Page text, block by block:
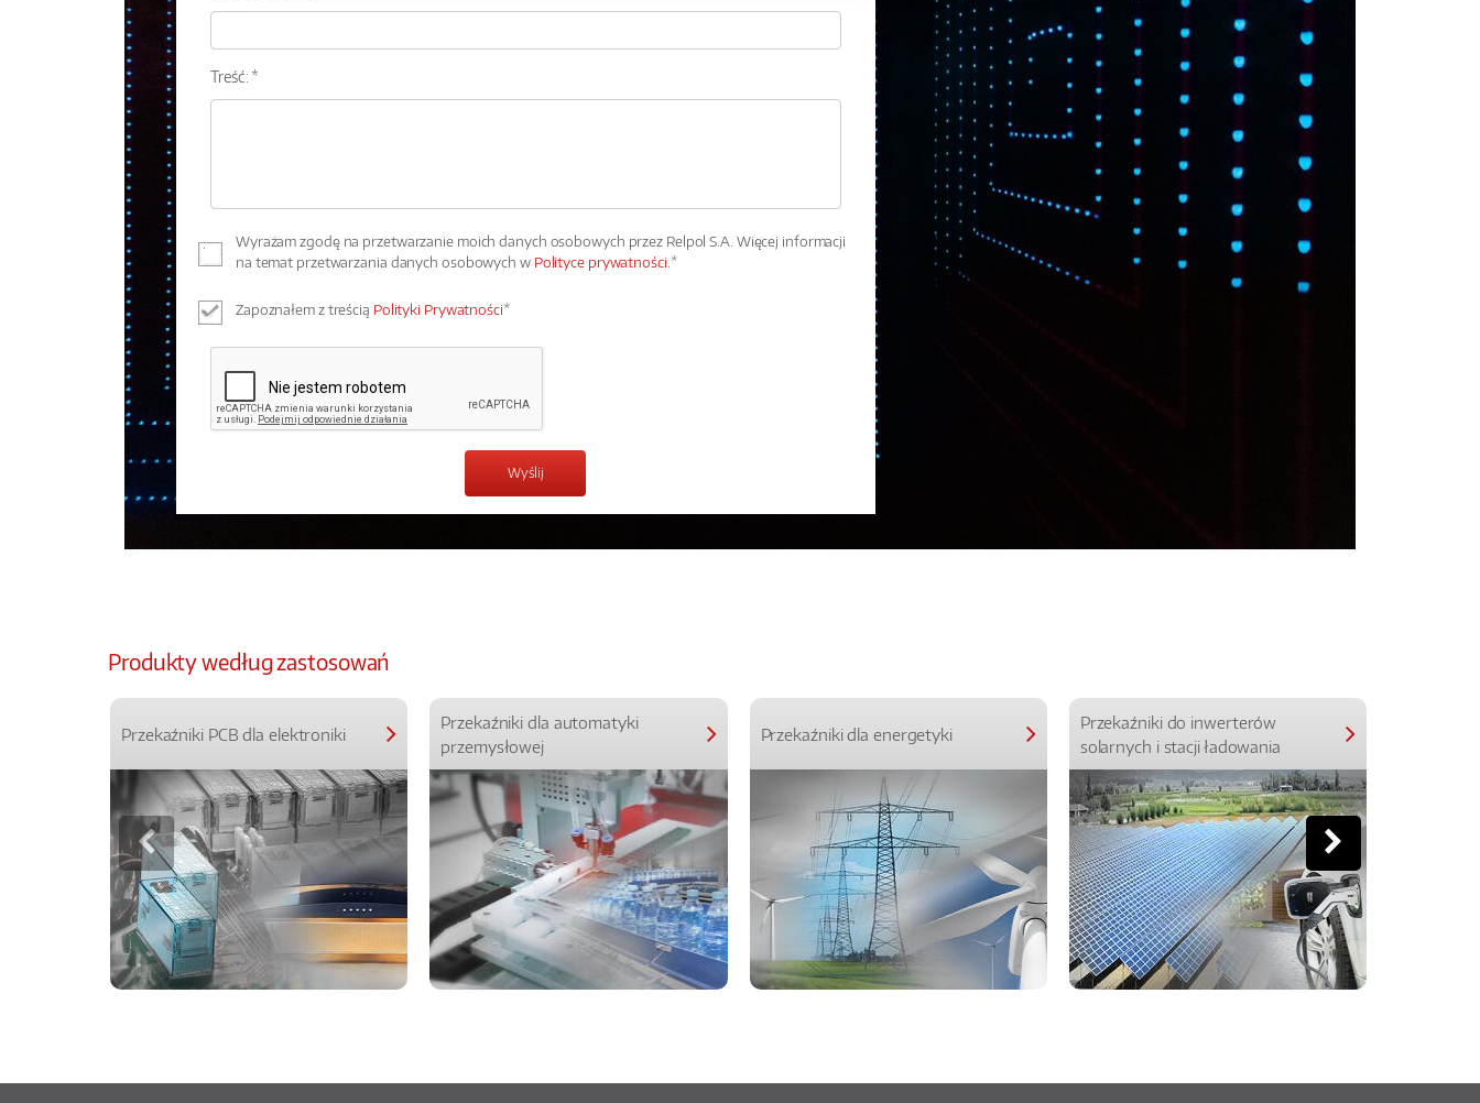
Treść: *
Wyrażam zgodę na przetwarzanie moich danych osobowych przez Relpol S.A. Więcej informacji
na temat przetwarzania danych osobowych w Polityce prywatności.*
Zapoznałem z treścią Polityki Prywatności*
Produkty według zastosowań
Przekaźniki PCB dla elektroniki
Przekaźniki dla automatyki
przemysłowej
Przekaźniki dla energetyki
Przekaźniki do inwerterów
solarnych i stacji ładowania